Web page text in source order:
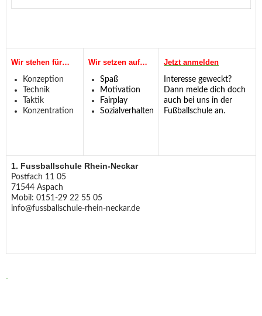
Wir stehen für…
Konzeption
Technik
Taktik
Konzentration
Wir setzen auf…
Spaß
Motivation
Fairplay
Sozialverhalten
Jetzt anmelden
Interesse geweckt?
Dann melde dich doch
auch bei uns in der
Fußballschule an.
1. Fussballschule Rhein-Neckar
Postfach 11 05
71544 Aspach
Mobil: 0151-29 22 55 05
info@fussballschule-rhein-neckar.de